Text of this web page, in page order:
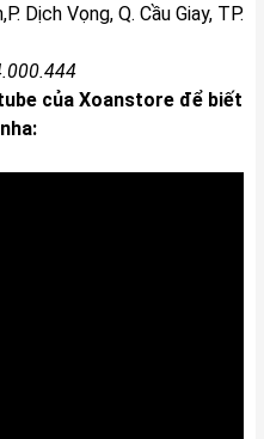
Dịch Vọng, Q. Cầu Giay, TP.
của Xoanstore để biết